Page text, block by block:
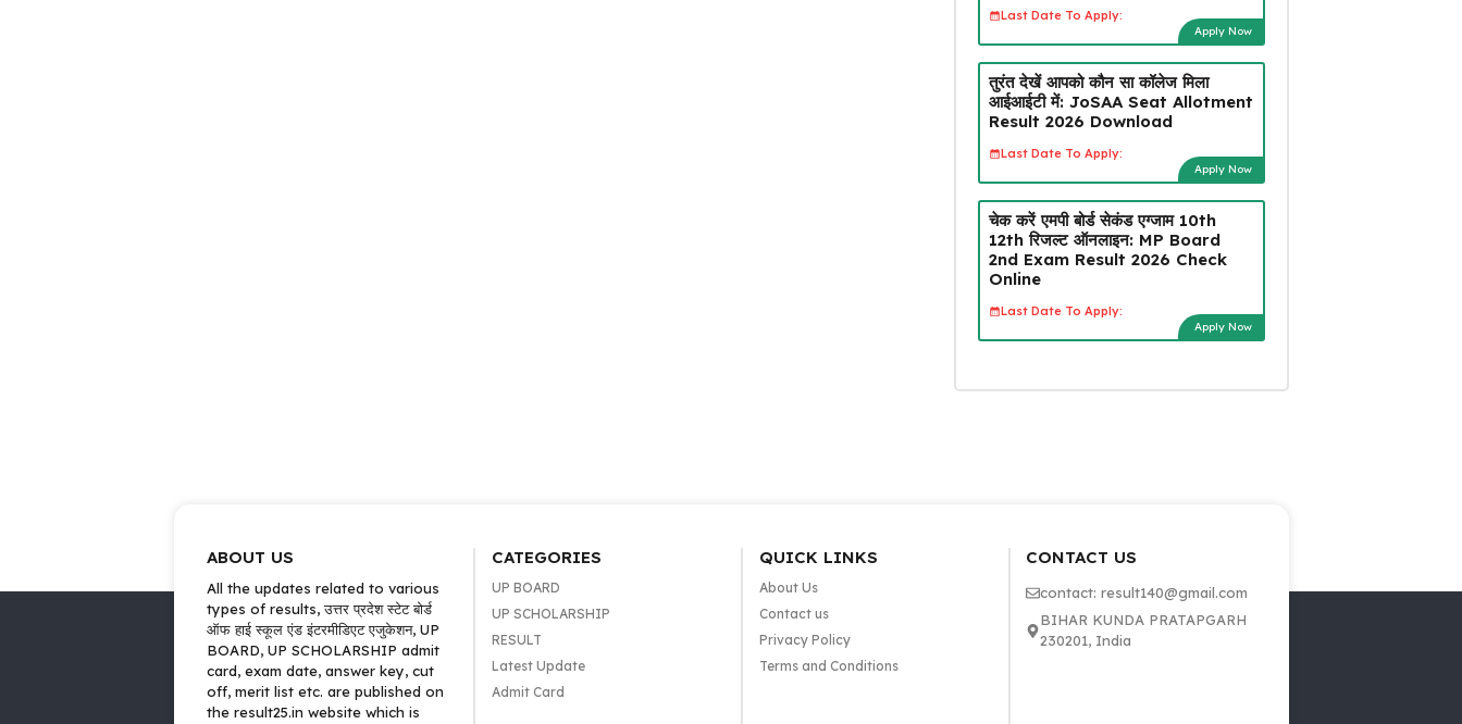
Last Date To Apply:
Apply Now
तुरंत देखें आपको कौन सा कॉलेज मिला
आईआईटी में: JoSAA Seat Allotment
Result 2026 Download
Last Date To Apply:
Apply Now
चेक करें एमपी बोर्ड सेकंड एग्जाम 10th
12th रिजल्ट ऑनलाइन: MP Board
2nd Exam Result 2026 Check
Online
Last Date To Apply:
Apply Now
ABOUT US
All the updates related to various
types of results, उत्तर प्रदेश स्टेट बोर्ड
ऑफ हाई स्कूल एंड इंटरमीडिएट एजुकेशन, UP
BOARD, UP SCHOLARSHIP admit
card, exam date, answer key, cut
off, merit list etc. are published on
the result25.in website which is
CATEGORIES
UP BOARD
UP SCHOLARSHIP
RESULT
Latest Update
Admit Card
QUICK LINKS
About Us
Contact us
Privacy Policy
Terms and Conditions
CONTACT US
contact: result140@gmail.com
BIHAR KUNDA PRATAPGARH
230201, India